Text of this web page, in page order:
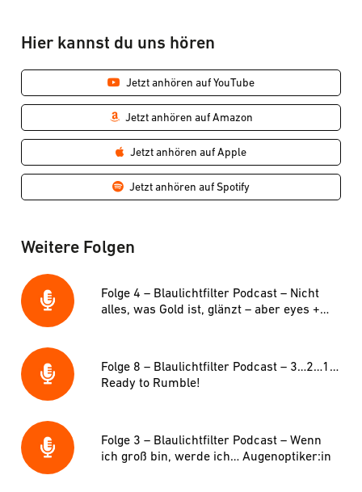
Hier kannst du uns hören
Jetzt anhören auf YouTube
Jetzt anhören auf Amazon
Jetzt anhören auf Apple
Jetzt anhören auf Spotify
Weitere Folgen
Folge 4 – Blaulichtfilter Podcast – Nicht
alles, was Gold ist, glänzt – aber eyes +
Folge 8 – Blaulichtfilter Podcast – 3…2…1…
Ready to Rumble!
Folge 3 – Blaulichtfilter Podcast – Wenn
ich groß bin, werde ich… Augenoptiker:in